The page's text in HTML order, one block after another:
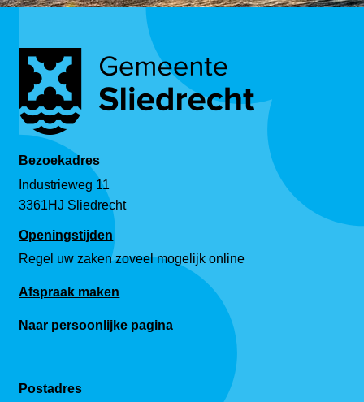
Bezoekadres
Industrieweg 11
3361HJ Sliedrecht
Openingstijden
Regel uw zaken zoveel mogelijk online
Afspraak maken
Naar persoonlijke pagina
Postadres